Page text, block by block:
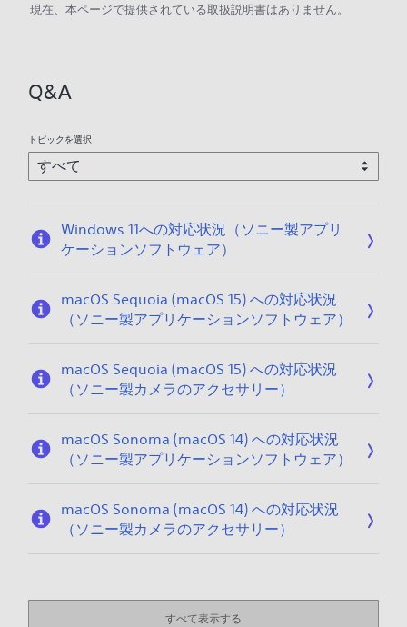
現在、本ページで提供されている取扱説明書はありません。
Q&A
トピックを選択
Windows 11への対応状況（ソニー製アプリ
ケーションソフトウェア）
macOS Sequoia (macOS 15) への対応状況
（ソニー製アプリケーションソフトウェア）
macOS Sequoia (macOS 15) への対応状況
（ソニー製カメラのアクセサリー）
macOS Sonoma (macOS 14) への対応状況
（ソニー製アプリケーションソフトウェア）
macOS Sonoma (macOS 14) への対応状況
（ソニー製カメラのアクセサリー）
すべて表示する